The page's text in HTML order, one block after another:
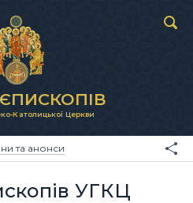
Католицької Церкви
та анонси
УГКЦ